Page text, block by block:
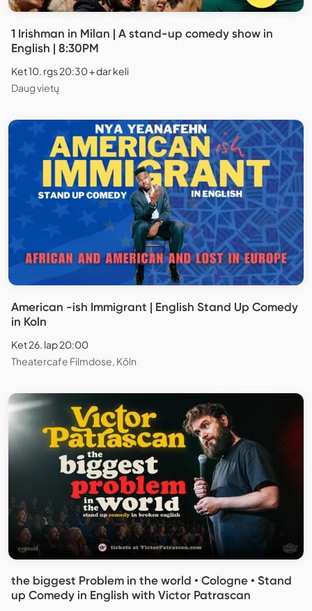
1 Irishman in Milan | A stand-up comedy show in
English | 8:30PM
Ket 10. rgs 20:30 + dar keli
Daug vietų
American -ish Immigrant | English Stand Up Comedy
in Koln
Ket 26. lap 20:00
Theatercafe Filmdose, Köln
the biggest Problem in the world • Cologne • Stand
up Comedy in English with Victor Patrascan